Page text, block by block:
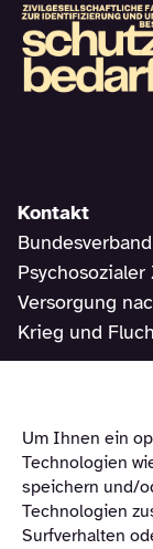
Um Ihnen ein
Technologien
speichern und/
Technologien
Surfverhalten
Kontakt
Bundesverband
Versorgung
Krieg und
Telefon +49
310 12 463